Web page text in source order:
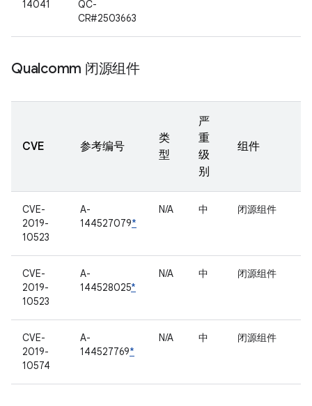
14041
QC-
CR#2503663
Qualcomm 闭源组件
CVE 参考编号
类
型
严
重
级
别
组件
CVE-
2019-
10523
A-
144527079*
N/A 中 闭源组件
CVE-
2019-
10523
A-
144528025*
N/A 中 闭源组件
CVE-
2019-
10574
A-
144527769*
N/A 中 闭源组件